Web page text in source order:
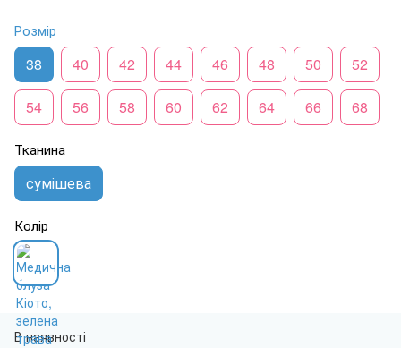
Розмір
38 40 42 44 46 48 50 52
54 56 58 60 62 64 66 68
Тканина
сумішева
Колір
В наявності